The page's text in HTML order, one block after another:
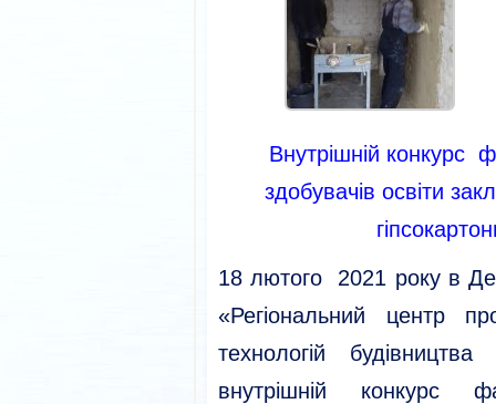
Внутрішній конкурс
здобувачів освіти
18 лютого 2021 року в
«Регіональний центр
технологій
внутрішній конкурс